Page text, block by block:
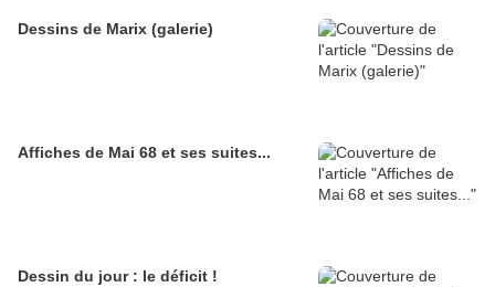
Dessins de Marix (galerie)
Affiches de Mai 68 et ses suites...
Dessin du jour : le déficit !